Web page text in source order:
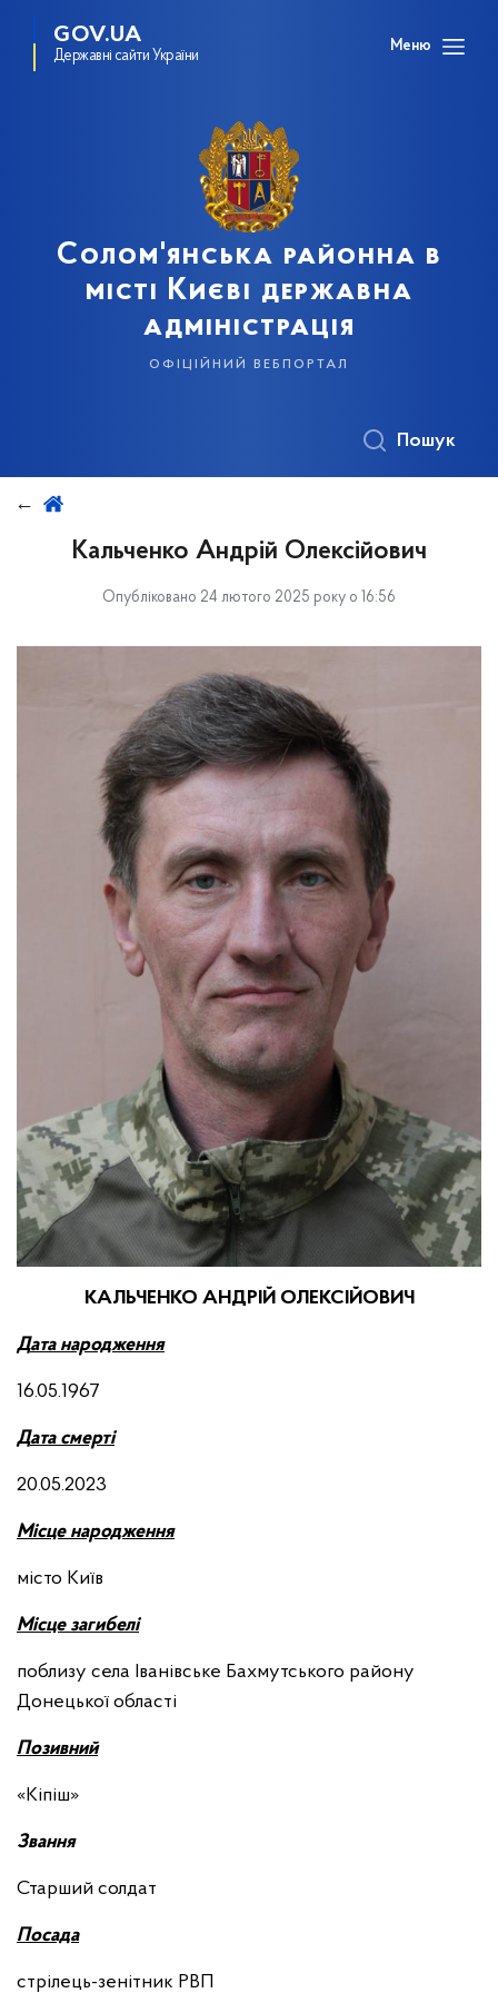
GOV.UA
Державні сайти України
Меню
Солом'янська районна в
місті Києві державна
адміністрація
офіційний вебпортал
Пошук
Кальченко Андрій Олексійович
Опубліковано 24 лютого 2025 року о 16:56
КАЛЬЧЕНКО АНДРІЙ ОЛЕКСІЙОВИЧ
Дата народження
16.05.1967
Дата смерті
20.05.2023
Місце народження
місто Київ
Місце загибелі
поблизу села Іванівське Бахмутського району
Донецької області
Позивний
«Кіпіш»
Звання
Старший солдат
Посада
стрілець-зенітник РВП